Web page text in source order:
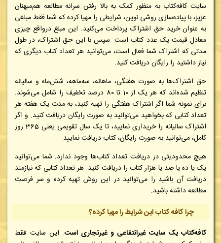
سایت کافه‌کتاب به منظور کمک به بالا رفتن سرانه مطالعه هم‌میهنان
عزیز، با پیاده‌سازی روشی نوین، شرایطی را مهیا کرده که شما فقط مبلغی
به عنوان خرید حق اشتراک پرداخت می‌کنید. این مبلغ درواقع چیزی
معادل قیمت یک عدد کتاب است. سپس با این حق اشتراک، در طول
مدتی که اشتراک شما فعال است، می‌توانید هر تعداد کتاب دیگری که
نیاز داشتید را رایگان دریافت کنید.
حق‌ اشتراک‌ها به صورت هفتگی، ماهانه، سه‌ماهه، شش‌ماه و سالیانه
تنظیم شده‌اند که هر یک از 10 تا 80 درصد تخفیف را شامل می‌شوند.
برای نمونه شما اگر اشتراک هفتگی را تهیه کنید، به مدت یک هفته هر
تعداد کتابی که بخواهید می‌توانید به صورت رایگان دریافت کنید. و اگر
اشتراک سالیانه را خریداری نمایید، تا یک سال تقویمی یعنی 365 روز
کامل، می‌توانید به صورت رایگان، کتاب دریافت نمایید.
هیچ محدودیتی در دریافت تعداد کتاب‌ها وجود ندارد. شما می‌توانید
یک یا ده یا صد یا هزار کتاب را دریافت کنید. هر تعداد کتابی که نیازمند
دریافت آن باشید را می‌توانید در این روش تهیه کرده و سر فرصت
مطالعه داشته باشید.
چرا کافه کتاب این شرایط را مهیا کرده؟
کافه‌کتاب یک سایت غیرانتفاعی و غیرتجاری است. این سایت فقط